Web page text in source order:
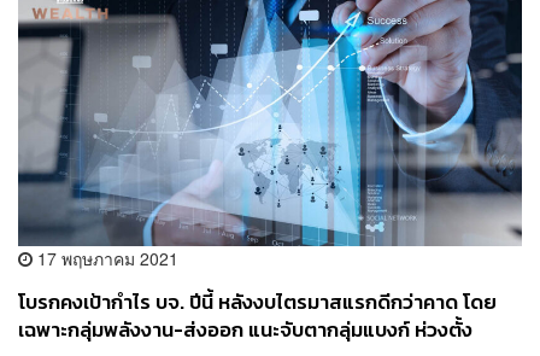
17 พฤษภาคม 2021
โบรกคงเป้ากำไร บจ. ปีนี้ หลังงบไตรมาสแรกดีกว่าคาด โดย
เฉพาะกลุ่มพลังงาน-ส่งออก แนะจับตากลุ่มแบงก์ ห่วงตั้ง